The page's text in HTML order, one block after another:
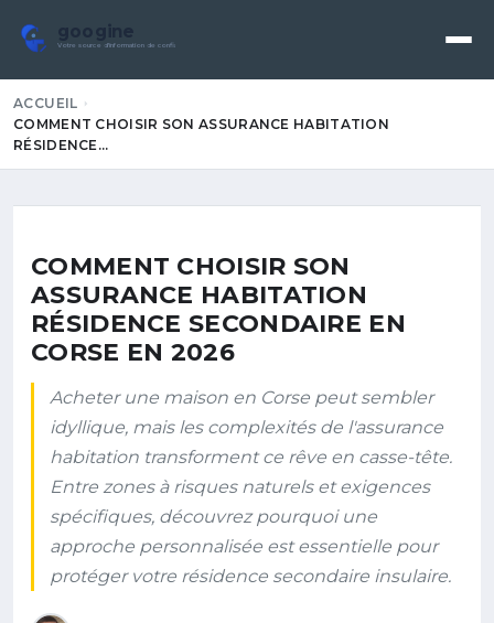
googine
Votre source d'information de confiance
ACCUEIL
COMMENT CHOISIR SON ASSURANCE HABITATION
RÉSIDENCE…
COMMENT CHOISIR SON
ASSURANCE HABITATION
RÉSIDENCE SECONDAIRE EN
CORSE EN 2026
Acheter une maison en Corse peut sembler
idyllique, mais les complexités de l'assurance
habitation transforment ce rêve en casse-tête.
Entre zones à risques naturels et exigences
spécifiques, découvrez pourquoi une
approche personnalisée est essentielle pour
protéger votre résidence secondaire insulaire.